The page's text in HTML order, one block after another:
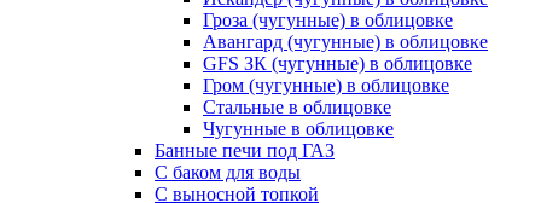
Гроза (чугунные) в облицовке
Авангард (чугунные) в облицовке
GFS ЗК (чугунные) в облицовке
Гром (чугунные) в облицовке
Стальные в облицовке
Чугунные в облицовке
Банные печи под ГАЗ
С баком для воды
С выносной топкой